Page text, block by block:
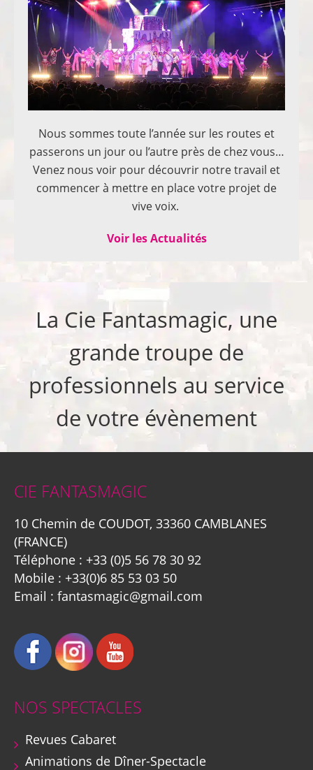
Nous sommes toute l’année sur les routes et
passerons un jour ou l’autre près de chez vous…
Venez nous voir pour découvrir notre travail et
commencer à mettre en place votre projet de
vive voix.
Voir les Actualités
La Cie Fantasmagic, une
grande troupe de
professionnels au service
de votre évènement
CIE FANTASMAGIC
10 Chemin de COUDOT, 33360 CAMBLANES
(FRANCE)
Téléphone : +33 (0)5 56 78 30 92
Mobile : +33(0)6 85 53 03 50
Email : fantasmagic@gmail.com
NOS SPECTACLES
Revues Cabaret
Animations de Dîner-Spectacle